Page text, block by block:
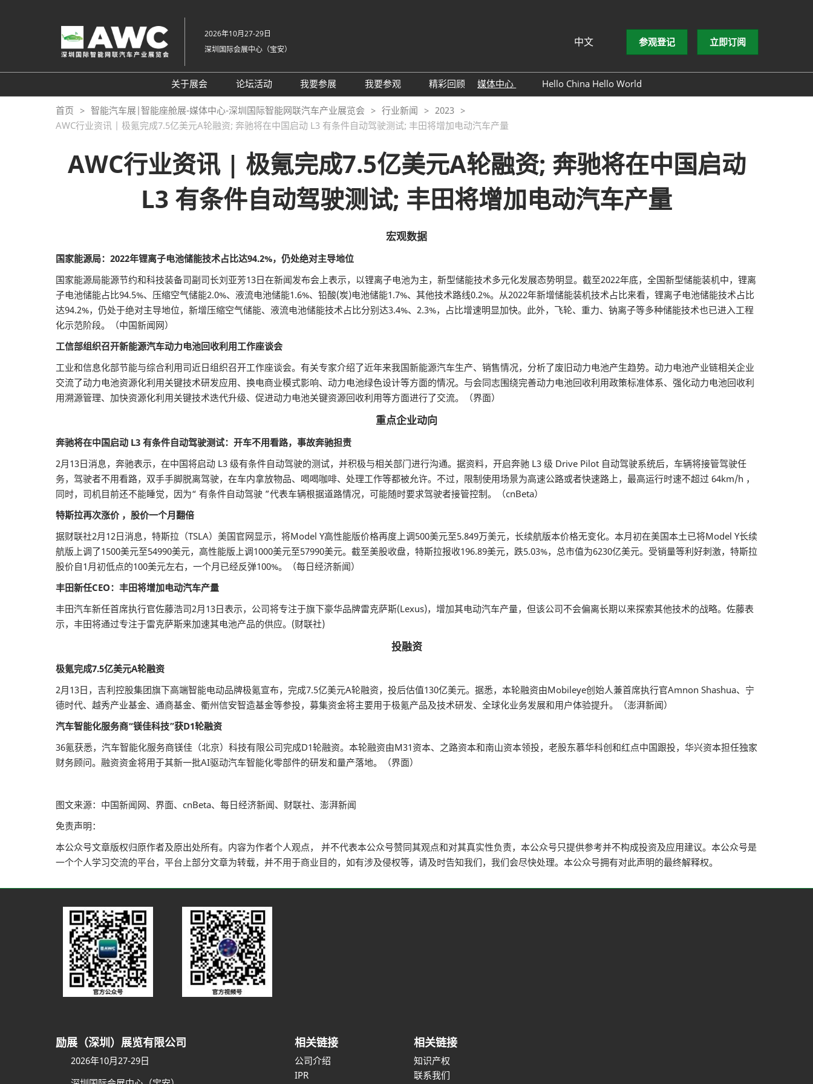
跳
转
容
2026年10月27-29日
深圳国际会展中心（宝安）
中文
English
Tiếng Việt
参观登记 立即订阅
关于展会
组织架构
展会概览
展品范围
展馆平面图
交通住宿
常见问题解答（Q & A）
论坛活动
2025同期会议活动
2024精彩回顾
往届回顾
我要参展
AWC参展申请
2026亮点展区
2025亮点展区
为何参展
观众范围
走进主机厂
展商增值服务CMO
励展通
我要参观
参观预登记
为何参观
组团参观
特邀买家
商务配对
观众增值服务
展商名录
精彩回顾
媒体中心
展商新闻
行业新闻
合作媒体
Hello China Hello World
首页 智能汽车展|智能座舱展-媒体中心-深圳国际智能网联汽车产业展览会 行业新闻
2023
AWC行业资讯 | 极氪完成7.5亿美元A轮融资; 奔驰将在中国启动 L3 有条件自动驾驶测试; 丰田将增加电动汽车产量
AWC行业资讯 | 极氪完成7.5亿美元A轮融资; 奔驰将在中国启动
L3 有条件自动驾驶测试; 丰田将增加电动汽车产量
宏观数据
国家能源局：2022年锂离子电池储能技术占比达94.2%，仍处绝对主导地位
国家能源局能源节约和科技装备司副司长刘亚芳13日在新闻发布会上表示，以锂离子电池为主，新型储能技术多元化发展态势明显。截至2022年底，全国新型储能装机中，锂离
子电池储能占比94.5%、压缩空气储能2.0%、液流电池储能1.6%、铅酸(炭)电池储能1.7%、其他技术路线0.2%。从2022年新增储能装机技术占比来看，锂离子电池储能技术占比
达94.2%，仍处于绝对主导地位，新增压缩空气储能、液流电池储能技术占比分别达3.4%、2.3%，占比增速明显加快。此外，飞轮、重力、钠离子等多种储能技术也已进入工程
化示范阶段。（中国新闻网）
工信部组织召开新能源汽车动力电池回收利用工作座谈会
工业和信息化部节能与综合利用司近日组织召开工作座谈会。有关专家介绍了近年来我国新能源汽车生产、销售情况，分析了废旧动力电池产生趋势。动力电池产业链相关企业
交流了动力电池资源化利用关键技术研发应用、换电商业模式影响、动力电池绿色设计等方面的情况。与会同志围绕完善动力电池回收利用政策标准体系、强化动力电池回收利
用溯源管理、加快资源化利用关键技术迭代升级、促进动力电池关键资源回收利用等方面进行了交流。（界面）
重点企业动向
奔驰将在中国启动 L3 有条件自动驾驶测试：开车不用看路，事故奔驰担责
2月13日消息，奔驰表示，在中国将启动 L3 级有条件自动驾驶的测试，并积极与相关部门进行沟通。据资料，开启奔驰 L3 级 Drive Pilot 自动驾驶系统后，车辆将接管驾驶任
务，驾驶者不用看路，双手手脚脱离驾驶，在车内拿放物品、喝喝咖啡、处理工作等都被允许。不过，限制使用场景为高速公路或者快速路上，最高运行时速不超过 64km/h ，
同时，司机目前还不能睡觉，因为“ 有条件自动驾驶 ”代表车辆根据道路情况，可能随时要求驾驶者接管控制。（cnBeta）
特斯拉再次涨价 ，股价一个月翻倍
据财联社2月12日消息，特斯拉（TSLA）美国官网显示，将Model Y高性能版价格再度上调500美元至5.849万美元，长续航版本价格无变化。本月初在美国本土已将Model Y长续
航版上调了1500美元至54990美元，高性能版上调1000美元至57990美元。截至美股收盘，特斯拉报收196.89美元，跌5.03%，总市值为6230亿美元。受销量等利好刺激，特斯拉
股价自1月初低点的100美元左右，一个月已经反弹100%。（每日经济新闻）
丰田新任CEO：丰田将增加电动汽车产量
丰田汽车新任首席执行官佐藤浩司2月13日表示，公司将专注于旗下豪华品牌雷克萨斯(Lexus)，增加其电动汽车产量，但该公司不会偏离长期以来探索其他技术的战略。佐藤表
示，丰田将通过专注于雷克萨斯来加速其电池产品的供应。(财联社)
投融资
极氪完成7.5亿美元A轮融资
2月13日，吉利控股集团旗下高端智能电动品牌极氪宣布，完成7.5亿美元A轮融资，投后估值130亿美元。据悉，本轮融资由Mobileye创始人兼首席执行官Amnon Shashua、宁
德时代、越秀产业基金、通商基金、衢州信安智造基金等参投，募集资金将主要用于极氪产品及技术研发、全球化业务发展和用户体验提升。（澎湃新闻）
汽车智能化服务商“镁佳科技”获D1轮融资
36氪获悉，汽车智能化服务商镁佳（北京）科技有限公司完成D1轮融资。本轮融资由M31资本、之路资本和南山资本领投，老股东慕华科创和红点中国跟投，华兴资本担任独家
财务顾问。融资资金将用于其新一批AI驱动汽车智能化零部件的研发和量产落地。（界面）
图文来源：中国新闻网、界面、cnBeta、每日经济新闻、财联社、澎湃新闻
免责声明：
本公众号文章版权归原作者及原出处所有。内容为作者个人观点， 并不代表本公众号赞同其观点和对其真实性负责，本公众号只提供参考并不构成投资及应用建议。本公众号是
一个个人学习交流的平台，平台上部分文章为转载，并不用于商业目的，如有涉及侵权等，请及时告知我们，我们会尽快处理。本公众号拥有对此声明的最终解释权。
励展（深圳）展览有限公司
2026年10月27-29日
相关链接
公司介绍
IPR
相关链接
知识产权
联系我们